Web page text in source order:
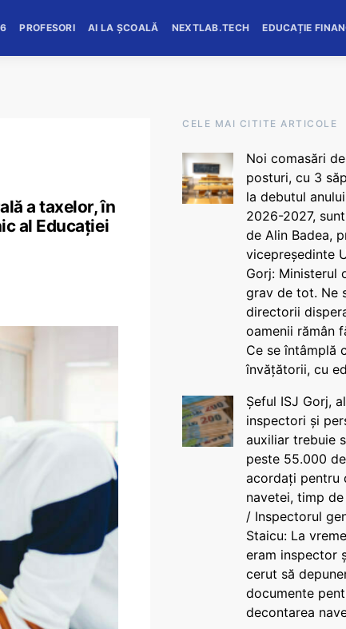
PROFESORI AI LA ȘCOALĂ NEXTLAB.TECH EDUCAȚIE
a taxelor, în
al Educației
CELE MAI CITITE ARTICOLE
Noi comasări
posturi, cu 3
la debutul
2026-2027,
de Alin Badea,
vicepreședinte
Gorj: Ministerul
grav de tot. Ne
directorii
oamenii rămân
Ce se întâmplă
învățătorii, cu
Șeful ISJ Gorj,
inspectori și
auxiliar trebuie
peste 55.000
acordați pentru
navetei, timp
/ Inspectorul
Staicu: La
eram inspector
cerut să
documente
decontarea